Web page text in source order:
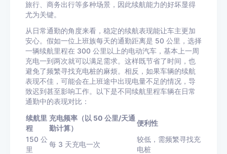
旅行、商务出行等多种场景，因此续航能力的好坏显得
尤为关键。
从日常通勤的角度来看，稳定的续航表现能让车主更加
安心。假如一位上班族每天的通勤距离是 50 公里，选择
一辆续航里程在 300 公里以上的电动汽车，基本上一周
充电一到两次就可以满足需求。这样既节省了时间，也
避免了频繁寻找充电桩的麻烦。相反，如果车辆的续航
表现不佳，可能会在上班途中出现电量不足的情况，导
致迟到甚至影响工作。以下是不同续航里程车辆在日常
通勤中的表现对比：
续航里
程
充电频率（以 50 公里/天通
勤计算）
便利性
150 公
里
每 3 天充电一次
较低，需频繁寻找充
电桩